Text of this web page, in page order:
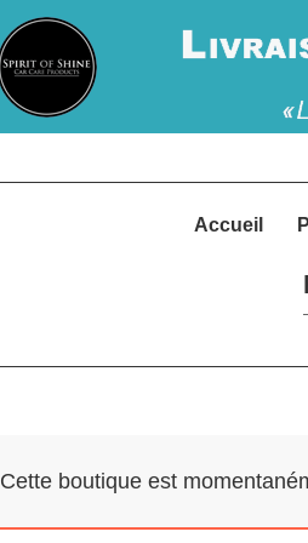
Accueil
Cette boutique est